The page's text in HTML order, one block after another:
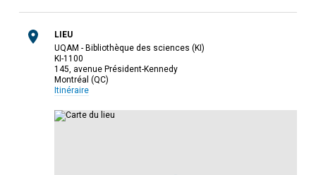
LIEU
UQAM - Bibliothèque des sciences (KI)
KI-1100
145, avenue Président-Kennedy
Montréal (QC)
Itinéraire